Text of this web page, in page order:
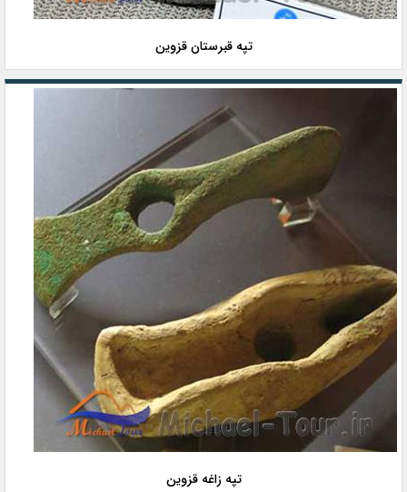
تپه قبرستان قزوین
تپه زاغه قزوین